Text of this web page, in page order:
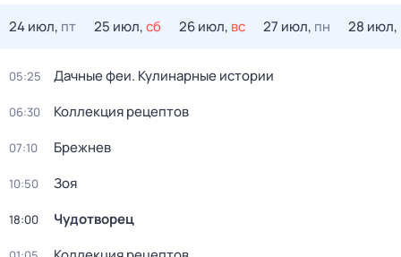
24 июл, пт 25 июл,сб 26 июл, вс 27 июл, пн 28 июл,
05:25 Дачные феи. Кулинарные истории
06:30 Коллекция рецептов
07:10 Брежнев
10:50 Зоя
18:00 Чудотворец